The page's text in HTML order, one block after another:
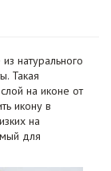
натурального
Такая
на иконе от
икону в
на
для